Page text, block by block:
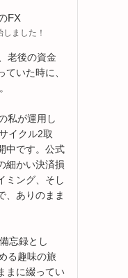
FX
ました！
老後の資金
いた時に、
私が運用し
イクル2取
中です。公式
細かい決済損
ミング、そし
、ありのまま
忘録とし
る趣味の旅
まに綴ってい